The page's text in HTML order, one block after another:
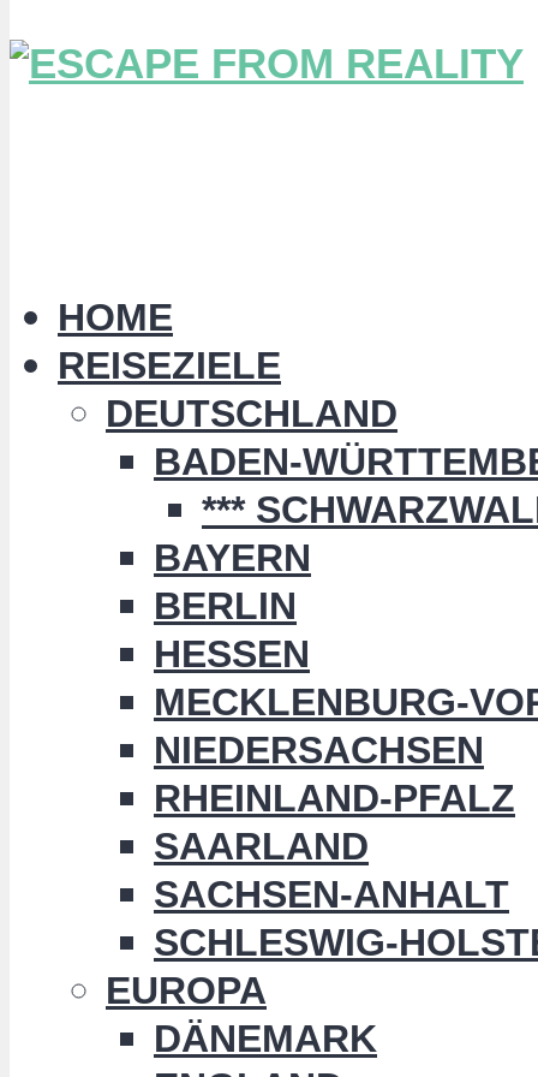
HOME
REISEZIELE
DEUTSCHLAND
BADEN-
***
BAYERN
BERLIN
HESSEN
MECKLENBURG-
NIEDERSACHSEN
RHEINLAND-PFALZ
SAARLAND
SACHSEN-ANHALT
SCHLESWIG-
EUROPA
DÄNEMARK